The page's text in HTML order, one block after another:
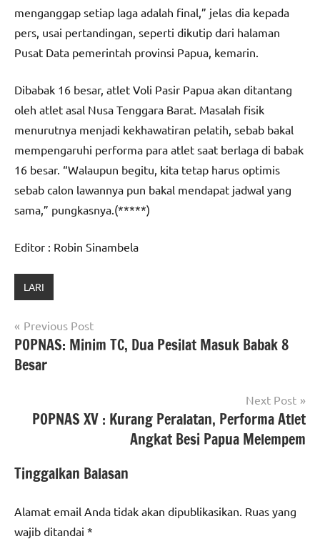
menganggap setiap laga adalah final,” jelas dia kepada
pers, usai pertandingan, seperti dikutip dari halaman
Pusat Data pemerintah provinsi Papua, kemarin.
Dibabak 16 besar, atlet Voli Pasir Papua akan ditantang
oleh atlet asal Nusa Tenggara Barat. Masalah fisik
menurutnya menjadi kekhawatiran pelatih, sebab bakal
mempengaruhi performa para atlet saat berlaga di babak
16 besar. “Walaupun begitu, kita tetap harus optimis
sebab calon lawannya pun bakal mendapat jadwal yang
sama,” pungkasnya.(*****)
Editor : Robin Sinambela
LARI
Navigasi
pos
Previous Post
POPNAS: Minim TC, Dua Pesilat Masuk Babak 8
Besar
Next Post
POPNAS XV : Kurang Peralatan, Performa Atlet
Angkat Besi Papua Melempem
Tinggalkan Balasan
Alamat email Anda tidak akan dipublikasikan. Ruas yang
wajib ditandai *